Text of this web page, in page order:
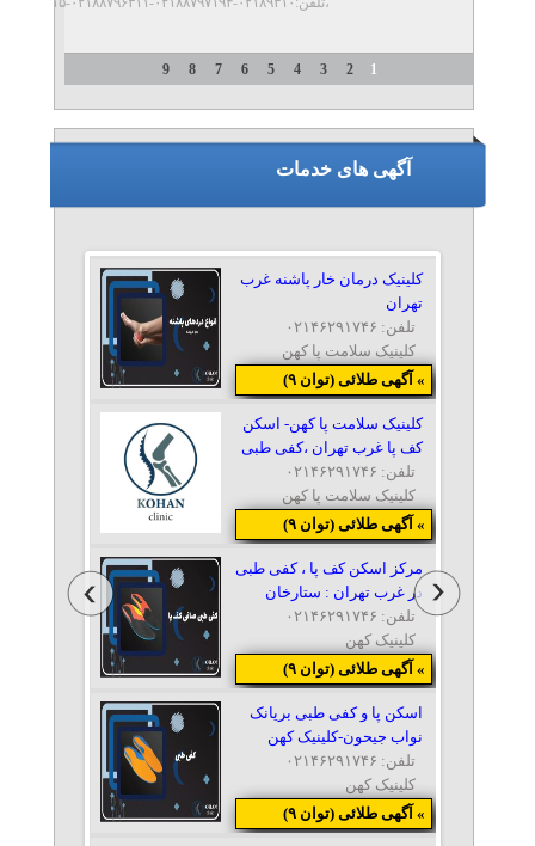
1
2
3
4
5
6
7
8
9
آگهی های خدمات
کلینیک درمان خار پاشنه غرب
تهران
کلینیک سلامت پا کهن
تلفن: ۰۲۱۴۶۲۹۱۷۴۶
» آگهی طلائی (توان ۹)
کلینیک سلامت پا کهن- اسکن
کف پا غرب تهران ،کفی طبی
کلینیک سلامت پا کهن
تلفن: ۰۲۱۴۶۲۹۱۷۴۶
» آگهی طلائی (توان ۹)
مرکز اسکن کف پا ، کفی طبی
در غرب تهران : ستارخان
کلینیک کهن
تلفن: ۰۲۱۴۶۲۹۱۷۴۶
» آگهی طلائی (توان ۹)
اسکن پا و کفی طبی بریانک
نواب جیحون-کلینیک کهن
کلینیک کهن
تلفن: ۰۲۱۴۶۲۹۱۷۴۶
» آگهی طلائی (توان ۹)